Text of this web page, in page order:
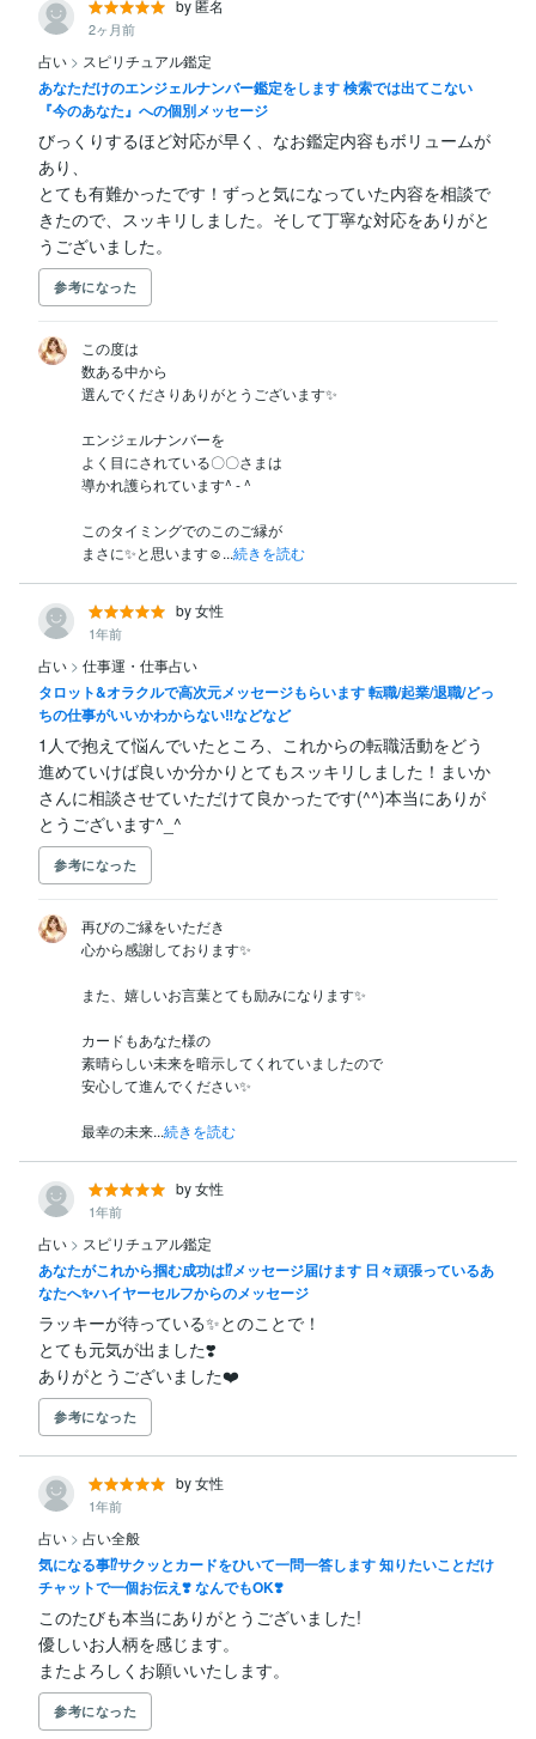
by 匿名
2ヶ月前
占い > スピリチュアル鑑定
あなただけのエンジェルナンバー鑑定をします 検索では出てこない
『今のあなた』への個別メッセージ
びっくりするほど対応が早く、なお鑑定内容もボリュームが
あり、
とても有難かったです！ずっと気になっていた内容を相談で
きたので、スッキリしました。そして丁寧な対応をありがと
うございました。
参考になった
この度は
数ある中から
選んでくださりありがとうございます✨
エンジェルナンバーを
よく目にされている〇〇さまは
導かれ護られています^ - ^
このタイミングでのこのご縁が
まさに✨と思います☺...続きを読む
by 女性
1年前
占い > 仕事運・仕事占い
タロット&オラクルで高次元メッセージもらいます 転職/起業/退職/どっ
ちの仕事がいいかわからない‼️などなど
1人で抱えて悩んでいたところ、これからの転職活動をどう
進めていけば良いか分かりとてもスッキリしました！まいか
さんに相談させていただけて良かったです(^^)本当にありが
とうございます^_^
参考になった
再びのご縁をいただき
心から感謝しております✨
また、嬉しいお言葉とても励みになります✨
カードもあなた様の
素晴らしい未来を暗示してくれていましたので
安心して進んでください✨
最幸の未来...続きを読む
by 女性
1年前
占い > スピリチュアル鑑定
あなたがこれから掴む成功は⁉️メッセージ届けます 日々頑張っているあ
なたへ✨ハイヤーセルフからのメッセージ
ラッキーが待っている✨とのことで！
とても元気が出ました❣️
ありがとうございました❤️
参考になった
by 女性
1年前
占い > 占い全般
気になる事⁉️サクッとカードをひいて一問一答します 知りたいことだけ
チャットで一個お伝え❣️ なんでもOK❣️
このたびも本当にありがとうございました!
優しいお人柄を感じます。
またよろしくお願いいたします。
参考になった